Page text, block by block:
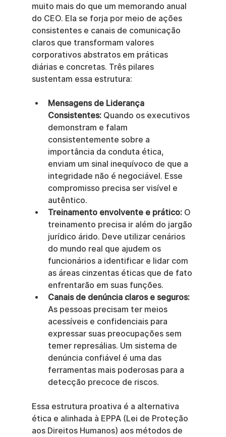
muito mais do que um memorando anual
do CEO. Ela se forja por meio de ações
consistentes e canais de comunicação
claros que transformam valores
corporativos abstratos em práticas
diárias e concretas. Três pilares
sustentam essa estrutura:
Mensagens de Liderança
Consistentes: Quando os executivos
demonstram e falam
consistentemente sobre a
importância da conduta ética,
enviam um sinal inequívoco de que a
integridade não é negociável. Esse
compromisso precisa ser visível e
autêntico.
Treinamento envolvente e prático: O
treinamento precisa ir além do jargão
jurídico árido. Deve utilizar cenários
do mundo real que ajudem os
funcionários a identificar e lidar com
as áreas cinzentas éticas que de fato
enfrentarão em suas funções.
Canais de denúncia claros e seguros:
As pessoas precisam ter meios
acessíveis e confidenciais para
expressar suas preocupações sem
temer represálias. Um sistema de
denúncia confiável é uma das
ferramentas mais poderosas para a
detecção precoce de riscos.
Essa estrutura proativa é a alternativa
ética e alinhada à EPPA (Lei de Proteção
aos Direitos Humanos) aos métodos de